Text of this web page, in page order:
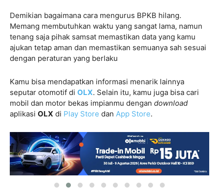
Demikian bagaimana cara mengurus BPKB hilang.
Memang membutuhkan waktu yang sangat lama, namun
tenang saja pihak samsat memastikan data yang kamu
ajukan tetap aman dan memastikan semuanya sah sesuai
dengan peraturan yang berlaku
Kamu bisa mendapatkan informasi menarik lainnya
seputar otomotif di OLX. Selain itu, kamu juga bisa cari
mobil dan motor bekas impianmu dengan download
aplikasi OLX di Play Store dan App Store.